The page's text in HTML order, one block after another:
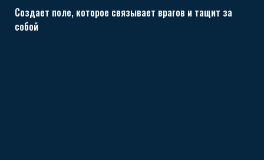
Создает поле, которое связывает врагов и тащит за
собой